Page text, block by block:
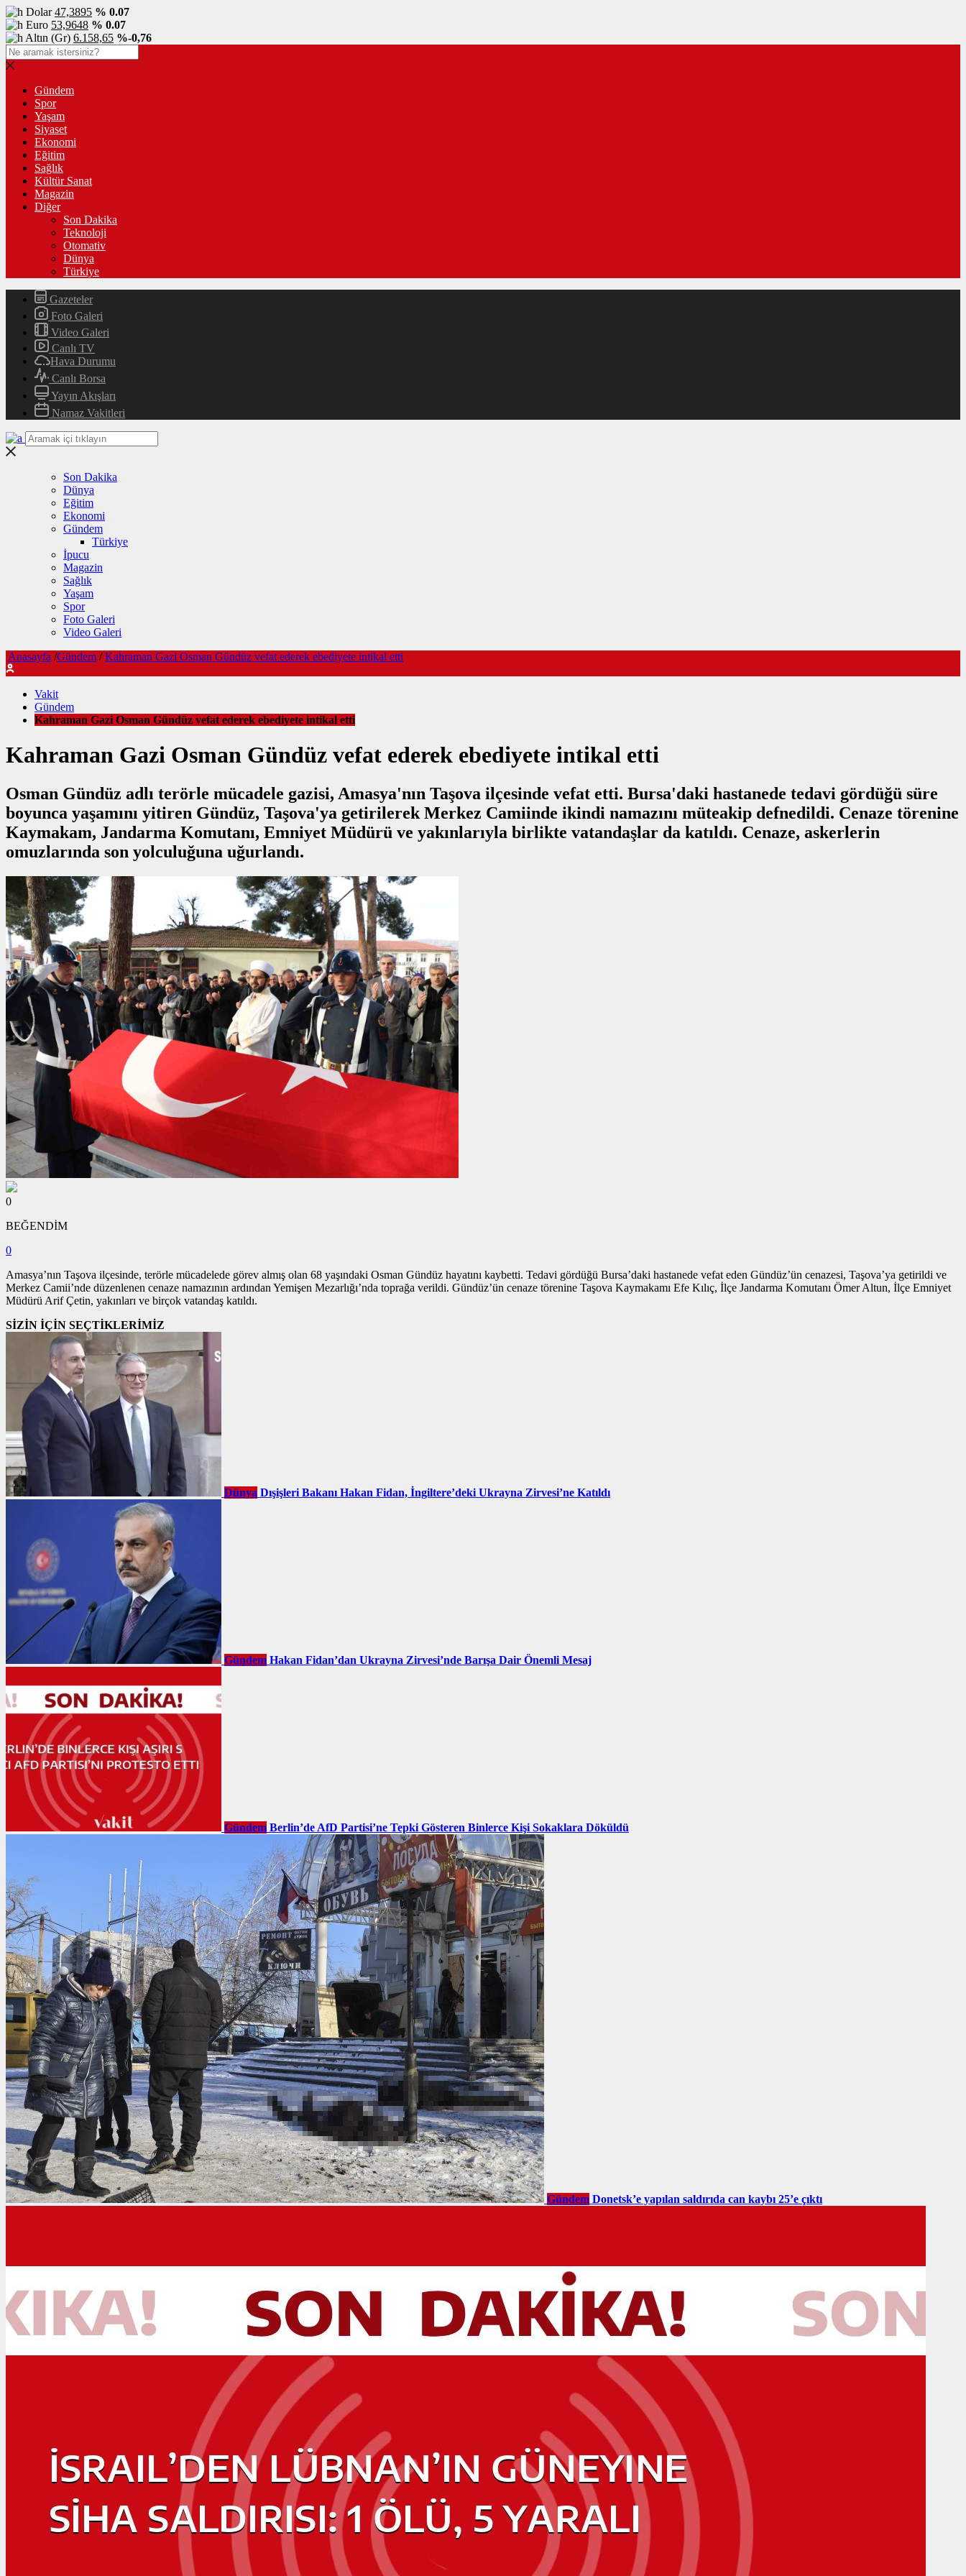
Dolar47,3895 % 0.07
Euro 53,9648 % 0.07
Altın (Gr) 6.158,65 %-0,76
Gündem
Spor
Yaşam
Siyaset
Ekonomi
Eğitim
Sağlık
Kültür Sanat
Magazin
Diğer
Son Dakika
Teknoloji
Otomativ
Dünya
Türkiye
Gazeteler
Foto Galeri
Video Galeri
Canlı TV
Hava Durumu
Canlı Borsa
Yayın Akışları
Namaz Vakitleri
Son Dakika
Dünya
Eğitim
Ekonomi
Gündem
Türkiye
İpucu
Magazin
Sağlık
Yaşam
Spor
Foto Galeri
Video Galeri
Anasayfa /Gündem / Kahraman Gazi Osman Gündüz vefat ederek ebediyete intikal etti
Vakit
Gündem
Kahraman Gazi Osman Gündüz vefat ederek ebediyete intikal etti
Kahraman Gazi Osman Gündüz vefat ederek ebediyete intikal etti
Osman Gündüz adlı terörle mücadele gazisi, Amasya'nın Taşova ilçesinde vefat etti. Bursa'daki hastanede tedavi gördüğü süre
boyunca yaşamını yitiren Gündüz, Taşova'ya getirilerek Merkez Camiinde ikindi namazını müteakip defnedildi. Cenaze törenine
Kaymakam, Jandarma Komutanı, Emniyet Müdürü ve yakınlarıyla birlikte vatandaşlar da katıldı. Cenaze, askerlerin
omuzlarında son yolculuğuna uğurlandı.
0
BEĞENDİM
0
Amasya’nın Taşova ilçesinde, terörle mücadelede görev almış olan 68 yaşındaki Osman Gündüz hayatını kaybetti. Tedavi gördüğü Bursa’daki hastanede vefat eden Gündüz’ün cenazesi, Taşova’ya getirildi ve
Merkez Camii’nde düzenlenen cenaze namazının ardından Yemişen Mezarlığı’nda toprağa verildi. Gündüz’ün cenaze törenine Taşova Kaymakamı Efe Kılıç, İlçe Jandarma Komutanı Ömer Altun, İlçe Emniyet
Müdürü Arif Çetin, yakınları ve birçok vatandaş katıldı.
SİZİN İÇİN SEÇTİKLERİMİZ
Dünya Dışişleri Bakanı Hakan Fidan, İngiltere’deki Ukrayna Zirvesi’ne Katıldı
Gündem Hakan Fidan’dan Ukrayna Zirvesi’nde Barışa Dair Önemli Mesaj
Gündem Berlin’de AfD Partisi’ne Tepki Gösteren Binlerce Kişi Sokaklara Döküldü
Gündem Donetsk’e yapılan saldırıda can kaybı 25’e çıktı